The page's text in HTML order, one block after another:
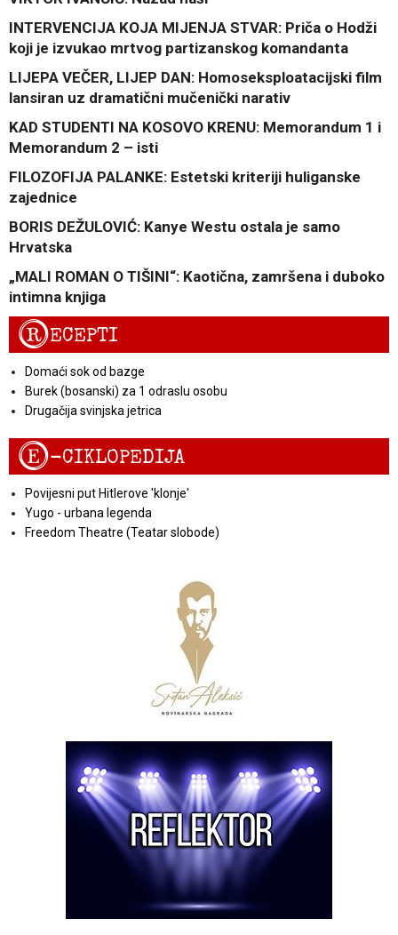
INTERVENCIJA KOJA MIJENJA STVAR: Priča o Hodži
koji je izvukao mrtvog partizanskog komandanta
LIJEPA VEČER, LIJEP DAN: Homoseksploatacijski film
lansiran uz dramatični mučenički narativ
KAD STUDENTI NA KOSOVO KRENU: Memorandum 1 i
Memorandum 2 – isti
FILOZOFIJA PALANKE: Estetski kriteriji huliganske
zajednice
BORIS DEŽULOVIĆ: Kanye Westu ostala je samo
Hrvatska
„MALI ROMAN O TIŠINI“: Kaotična, zamršena i duboko
intimna knjiga
RECEPTI
Domaći sok od bazge
Burek (bosanski) za 1 odraslu osobu
Drugačija svinjska jetrica
E-CIKLOPEDIJA
Povijesni put Hitlerove 'klonje'
Yugo - urbana legenda
Freedom Theatre (Teatar slobode)